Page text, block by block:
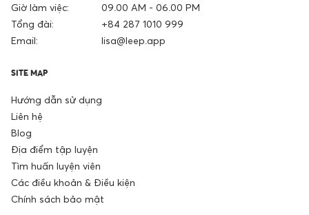
Giờ làm việc:
09.00 AM - 06.00 PM
Tổng đài:
+84 287 1010 999
Email:
lisa@leep.app
SITE MAP
Hướng dẫn sử dụng
Liên hệ
Blog
Địa điểm tập luyện
Tìm huấn luyện viên
Các điều khoản & Điều kiện
Chính sách bảo mật